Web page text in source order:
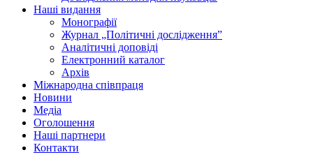
Наші видання
Монографії
Журнал „Політичні дослідження”
Аналітичні доповіді
Електронний каталог
Архів
Міжнародна співпраця
Новини
Медіa
Оголошення
Наші партнери
Контакти